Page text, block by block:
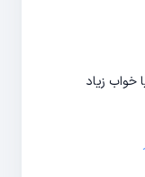
خواب زیاد